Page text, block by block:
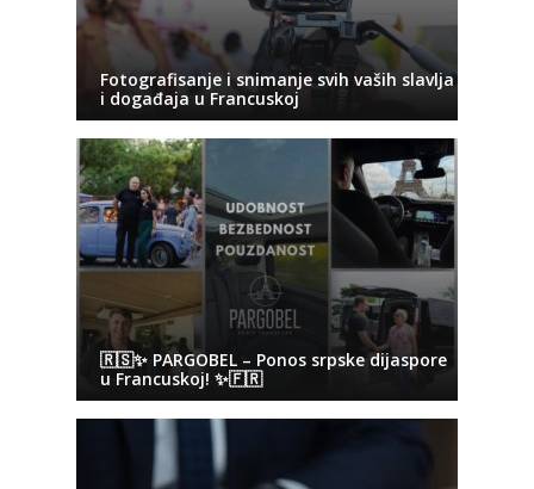
Fotografisanje i snimanje svih vaših slavlja
i događaja u Francuskoj
🇷🇸✨ PARGOBEL – Ponos srpske dijaspore
u Francuskoj! ✨🇫🇷